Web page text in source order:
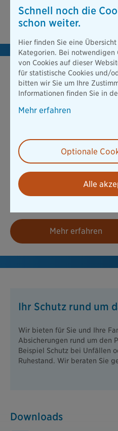
„Gesundes Leben“ wird belohnt
Die
versicherung
Die
ExistenzPlan aktiv umfasst 17
Passend für alle, die z. B.
Berufen arbeiten.
ExistenzPlan kreativ beinhaltet
Grundfähigkeiten. Passend für
Mehr erfahren
Ihr Schutz rund um
Wir bieten für Sie und Ihre
Absicherungen rund um den
Beispiel Schutz bei Unfällen
Ruhestand. Wir beraten Sie
Downloads
Schnell noch die
schon weiter.
Hier finden Sie eine
Kategorien. Bei notwendigen
von Cookies auf dieser
für statistische Cookies und/
bitten wir Sie um Ihre
Informationen finden Sie in
Mehr erfahren
Optionale
Alle